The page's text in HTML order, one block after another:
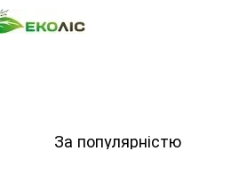
За популярністю